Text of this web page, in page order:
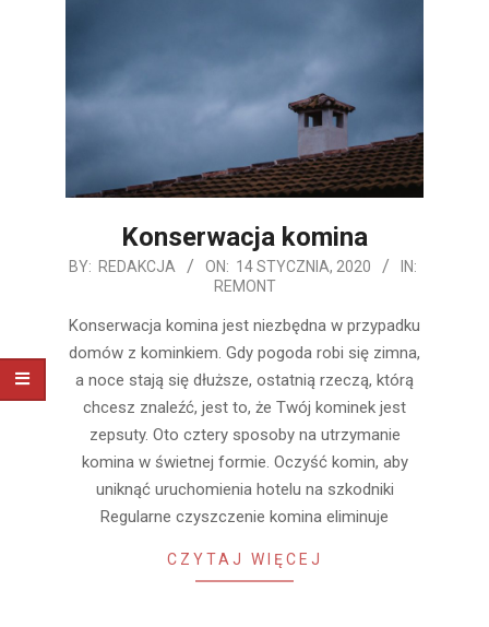
Konserwacja komina
2020-
14
BY: REDAKCJA ON: 14 STYCZNIA, 2020
IN:
REMONT
Konserwacja komina jest niezbędna w przypadku
domów z kominkiem. Gdy pogoda robi się zimna,
a noce stają się dłuższe, ostatnią rzeczą, którą
chcesz znaleźć, jest to, że Twój kominek jest
zepsuty. Oto cztery sposoby na utrzymanie
komina w świetnej formie. Oczyść komin, aby
uniknąć uruchomienia hotelu na szkodniki
Regularne czyszczenie komina eliminuje
CZYTAJ WIĘCEJ